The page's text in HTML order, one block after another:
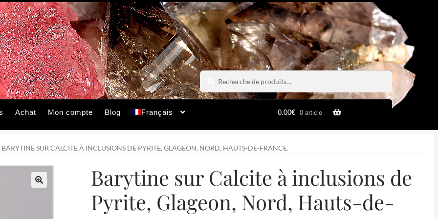
Recherche
pour :
Recherche
Achat Mon compte Blog Français 0.00€ 0 article
BARYTINE SUR CALCITE À INCLUSIONS DE PYRITE, GLAGEON, NORD, HAUTS-DE-FRANCE.
Barytine sur Calcite à inclusions de
Pyrite, Glageon, Nord, Hauts-de-